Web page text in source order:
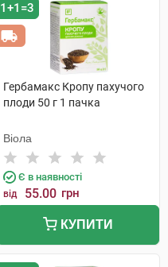
1+1=3
Гербамакс Кропу пахучого
плоди 50 г 1 пачка
Віола
Є в наявності
від 55.00 грн
КУПИТИ